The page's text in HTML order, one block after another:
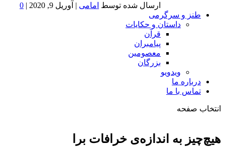
ارسال شده توسط امامی | آوریل 9, 2020 |
0
طنز و سرگرمی
داستان و حکایات
قرآن
پیامبران
معصومین
بزرگان
ویدویو
درباره ما
تماس با ما
انتخاب صفحه
خون
شمال
هیچ‌چیز به اندازه‌ی خرافات برا